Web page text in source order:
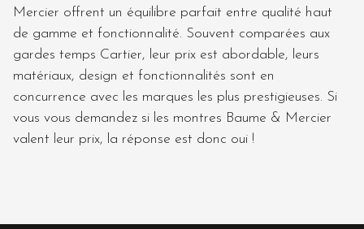
Mercier offrent un équilibre parfait entre qualité haut
de gamme et fonctionnalité. Souvent comparées aux
gardes temps Cartier, leur prix est abordable, leurs
matériaux, design et fonctionnalités sont en
concurrence avec les marques les plus prestigieuses. Si
vous vous demandez si les montres Baume & Mercier
valent leur prix, la réponse est donc oui !